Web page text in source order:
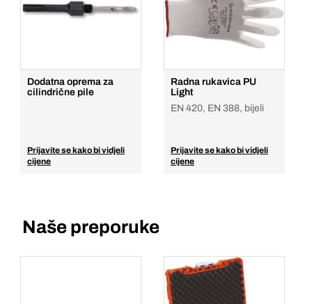
Komada
Dodaj u košaricu
Dodatna oprema za
cilindrične pile
Prijavite se kako bi vidjeli
cijene
Radna rukavica PU
Light
EN 420, EN 388, bijeli
Prijavite se kako bi vidjeli
cijene
Naše preporuke